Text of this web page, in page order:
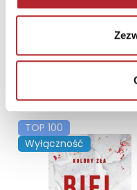
NAJCZĘŚCIEJ
TOP 100
Wyłączność